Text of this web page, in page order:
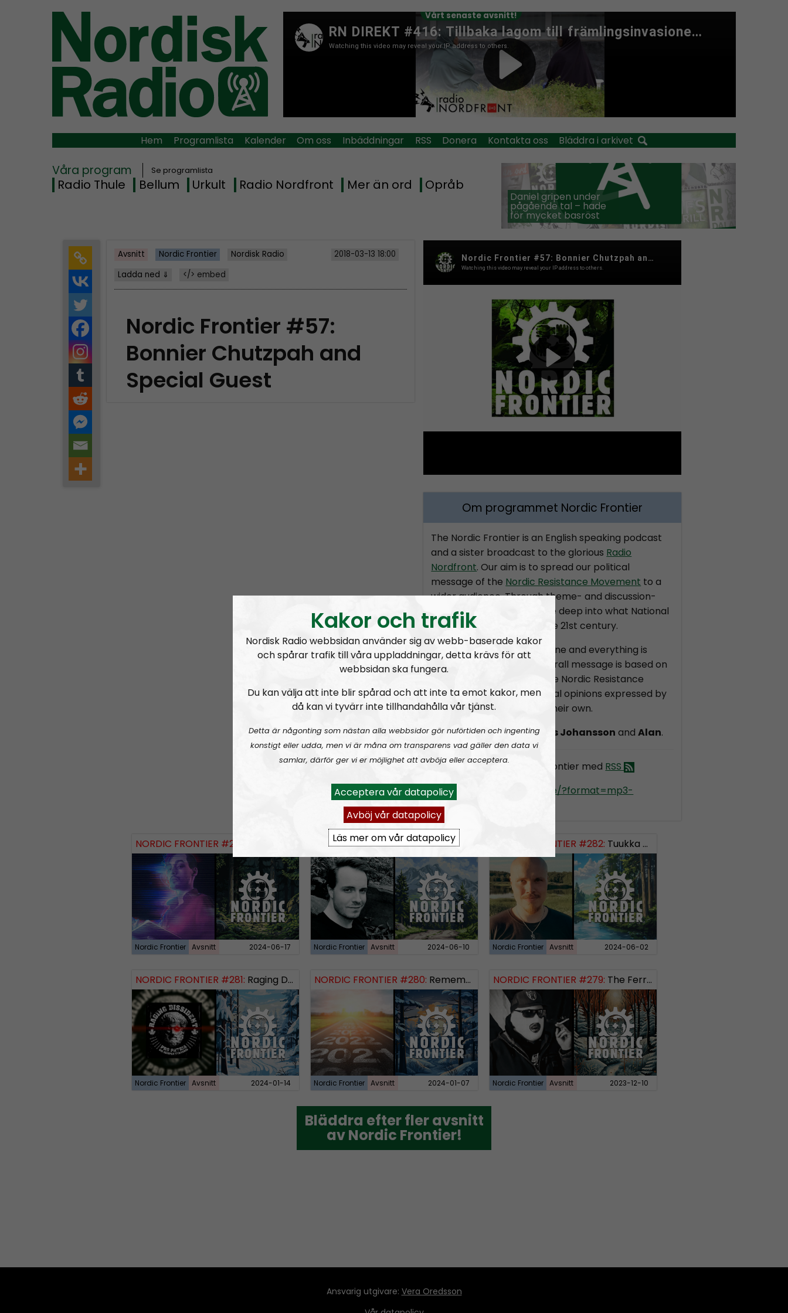
Vårt senaste avsnitt!
Hem Programlista Kalender Om oss Inbäddningar RSS Donera Kontakta oss Bläddra i arkivet
Våra program Se programlista
Radio Thule Bellum Urkult Radio Nordfront Mer än ord Opråb
Daniel gripen under
pågående tal – hade
för mycket basröst
Avsnitt Nordic Frontier Nordisk Radio
2018-03-13 18:00
Ladda ned ⇓
</> embed
Nordic Frontier #57:
Bonnier Chutzpah and
Special Guest
Om programmet Nordic Frontier
The Nordic Frontier is an English speaking podcast
and a sister broadcast to the glorious Radio
Nordfront. Our aim is to spread our political
message of the Nordic Resistance Movement to a
wider audience. Through theme- and discussion-
based episodes we will dive deep into what National
Socialism has to offer in the 21st century.
The format is not set in stone and everything is
subject to change, the overall message is based on
the political direction of the Nordic Resistance
Movement but the individual opinions expressed by
the hosts and guests are their own.
Permanent hosts:Andreas Johansson andAlan.
Prenumerera på Nordic Frontier med RSS
RSS:https://nordiskradio.se/?format=mp3-
rss&show=nordic-frontier
NORDIC FRONTIER #284:
Nordic Frontier Avsnitt 2024-06-17
NORDIC FRONTIER #283:Warren Balogh of Warstrike
Nordic Frontier Avsnitt 2024-06-10
NORDIC FRONTIER #282: Tuukka Kuru of Sinimusta Liike
Nordic Frontier Avsnitt 2024-06-02
NORDIC FRONTIER #281: Raging Dissident
Nordic Frontier Avsnitt 2024-01-14
NORDIC FRONTIER #280: Remembering 2023 and looking forward
Nordic Frontier Avsnitt 2024-01-07
NORDIC FRONTIER #279: The Ferryman’s Toll
Nordic Frontier Avsnitt 2023-12-10
Bläddra efter fler avsnitt
av Nordic Frontier!
Bläddra efter fler avsnitt
av Nordic Frontier!
Ansvarig utgivare: Vera Oredsson
Kakor och trafik
Nordisk Radio webbsidan använder sig av webb-baserade kakor
och spårar trafik till våra uppladdningar, detta krävs för att
webbsidan ska fungera.
Du kan välja att inte blir spårad och att inte ta emot kakor, men
då kan vi tyvärr inte tillhandahålla vår tjänst.
Detta är någonting som nästan alla webbsidor gör nuförtiden och ingenting
konstigt eller udda, men vi är måna om transparens vad gäller den data vi
samlar, därför ger vi er möjlighet att avböja eller acceptera.
Acceptera vår datapolicy
Avböj vår datapolicy
Läs mer om vår datapolicy